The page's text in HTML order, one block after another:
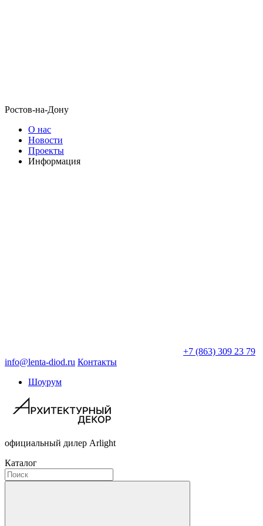
Ростов-на-Дону
О нас
Новости
Проекты
Информация
+7 (863) 309 23 79
info@lenta-diod.ru Контакты
Шоурум
официальный дилер Arlight
Каталог